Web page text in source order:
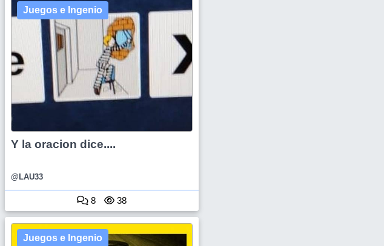
Juegos e Ingenio
Y la oracion dice....
@LAU33
8 38
Juegos e Ingenio